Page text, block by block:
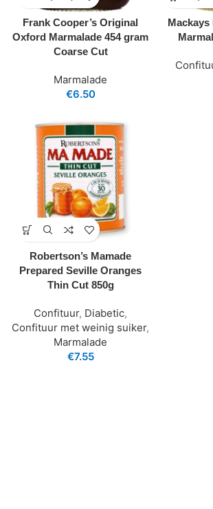
Frank Cooper’s Original
Oxford Marmalade 454 gram
Coarse Cut
Marmalade
€6.50
Mackays
Robertson’s Mamade
Prepared Seville Oranges
Thin Cut 850g
Confituur, Diabetic,
Confituur met weinig suiker,
Marmalade
€7.55